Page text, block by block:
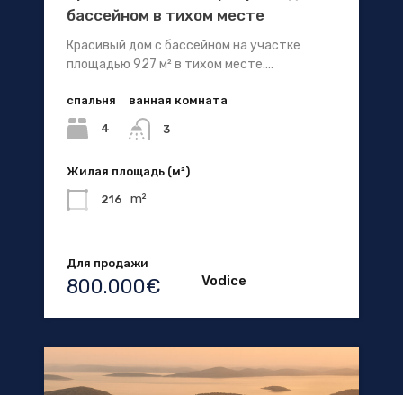
бассейном в тихом месте
Красивый дом с бассейном на участке
площадью 927 м² в тихом месте....
спальня
4
ванная комната
3
Жилая площадь (м²)
216 m²
Для продажи
800.000€ Vodice